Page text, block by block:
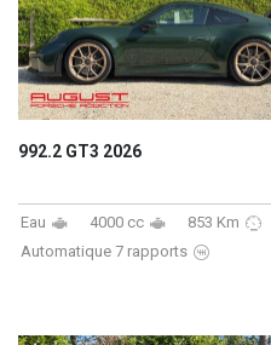
992.2 GT3 2026
Eau 4000 cc 853 Km
Automatique 7 rapports